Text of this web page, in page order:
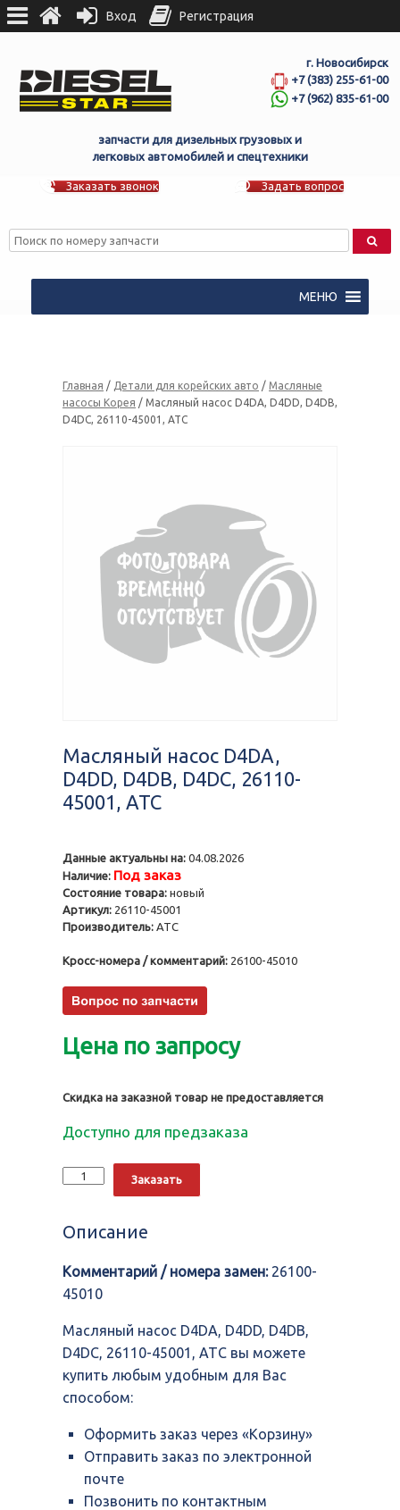
г. Новосибирск
+7 (383) 255-61-00
+7 (962) 835-61-00
запчасти для дизельных грузовых и
легковых автомобилей и спецтехники
Заказать звонок Задать вопрос
МЕНЮ
Главная / Детали для корейских авто / Масляные
насосы Корея / Масляный насоc D4DA, D4DD, D4DB,
D4DC, 26110-45001, ATC
Масляный насоc D4DA,
D4DD, D4DB, D4DC, 26110-
45001, ATC
Данные актуальны на: 04.08.2026
Наличие: Под заказ
Состояние товара: новый
Артикул: 26110-45001
Производитель: ATC
Кросс-номера / комментарий: 26100-45010
Цена по запросу
Скидка на заказной товар не предоставляется
Доступно для предзаказа
Количество
Масляный
D4DD,
D4DC,
26110-
ATC
Заказать
Описание
Комментарий / номера замен:26100-
45010
Масляный насоc D4DA, D4DD, D4DB,
D4DC, 26110-45001, ATC вы можете
купить любым удобным для Вас
способом:
Оформить заказ через «Корзину»
Отправить заказ по электронной
почте
Позвонить по контактным
Вход Регистрация